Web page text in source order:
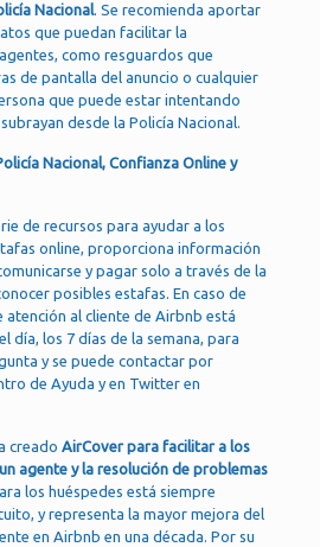
Nacional. Se recomienda aportar
que puedan facilitar la
como resguardos que
de pantalla del anuncio o cualquier
que puede estar intentando
desde la Policía Nacional.
Nacional, Confianza Online y
de recursos para ayudar a los
online, proporciona información
y pagar solo a través de la
posibles estafas. En caso de
al cliente de Airbnb está
día, los 7 días de la semana, para
y se puede contactar por
de Ayuda y en Twitter en
creado AirCover para facilitar a los
agente y la resolución de problemas
los huéspedes está siempre
y representa la mayor mejora del
en Airbnb en una década. Por su